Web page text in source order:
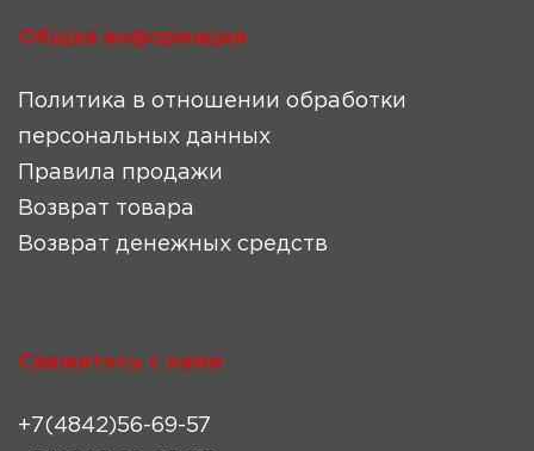
Общая информация
Политика в отношении обработки
персональных данных
Правила продажи
Возврат товара
Возврат денежных средств
Свяжитесь с нами
+7(4842)56-69-57